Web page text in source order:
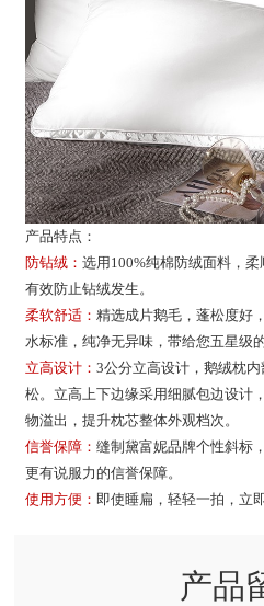
产品特点：
防钻绒：选用 100%纯棉防绒面料，
有效防止钻绒发生。
柔软舒适：精选成片鹅毛，蓬松度好
水标准，纯净无异味，带给您五星级
立高设计：3公分立高设计，鹅绒枕
松。立高上下边缘采用细腻包边设计
物溢出，提升枕芯整体外观档次。
信誉保障：缝制黛富妮品牌个性斜标
更有说服力的信誉保障。
使用方便： 即使睡扁，轻轻一拍，立
产品